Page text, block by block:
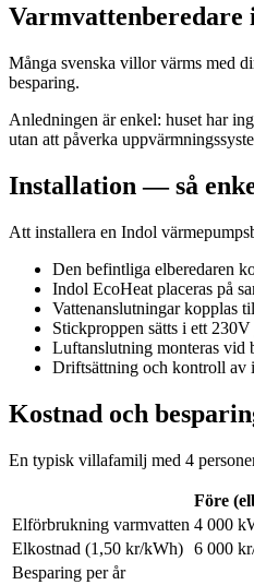
Många svenska villor värms med
besparing.
Anledningen är enkel: huset har
utan att påverka
Installation — så
Att installera en Indol
Den befintliga elberedaren
Indol EcoHeat placeras på
Vattenanslutningar kopplas
Stickproppen sätts i ett
Luftanslutning monteras vid
Driftsättning och kontroll av
Kostnad och
En typisk villafamilj med 4
Före
Elförbrukning varmvatten 4 000
Elkostnad (1,50 kr/kWh) 6 000
Besparing per år